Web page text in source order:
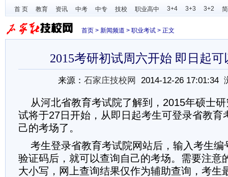
首 页 教育 资讯 中考 中专 技校 职业高中 3+4 3+3 3+2
首页 > 新闻频道 > 职业考试 > 正文
2015考研初试周六开始 即日起
来源： 石家庄技校网 2014-12-26 17:01:34
从河北省教育考试院了解到，2015年硕士研
试将于27日开始，从即日起考生可登录省教育
己的考场了。
考生登录省教育考试院网站后，输入考生编
验证码后，就可以查询自己的考场。需要注意
大小写，网上查询结果仅作为辅助查询，考生